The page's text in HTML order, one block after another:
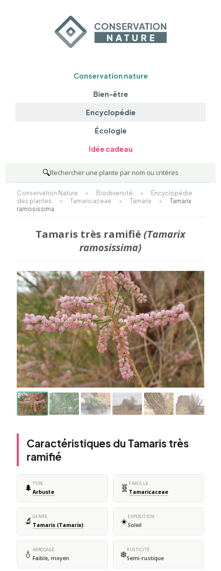
Conservation nature
Bien-être
Encyclopédie
Écologie
Idée cadeau
🔍Rechercher une plante par nom ou critères
Conservation Nature > Biodiversité >
Encyclopédie
des plantes
> Tamaricaceae > Tamarix >
Tamarix
ramosissima
Tamaris très ramifié (Tamarix
ramosissima)
Caractéristiques du Tamaris très
ramifié
🌲 TYPE
Arbuste 🧬 FAMILLE
Tamaricaceae
🔬 GENRE
Tamaris (Tamarix) ☀️EXPOSITION
Soleil
💧 ARROSAGE
Faible, moyen ❄️RUSTICITÉ
Semi-rustique